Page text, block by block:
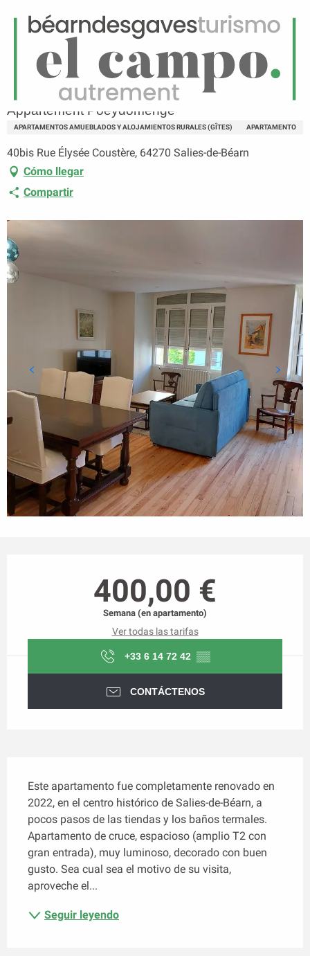
Menú
Página principal Appartement Poeydomenge
Appartement Poeydomenge
APARTAMENTOS AMUEBLADOS Y ALOJAMIENTOS RURALES (GÎTES) APARTAMENTO
40bis Rue Élysée Coustère, 64270 Salies-de-Béarn
Cómo llegar
Compartir
400,00 €
Semana (en apartamento)
Ver todas las tarifas
+33 6 14 72 42 ▒▒
CONTÁCTENOS
Este apartamento fue completamente renovado en
2022, en el centro histórico de Salies-de-Béarn, a
pocos pasos de las tiendas y los baños termales.
Apartamento de cruce, espacioso (amplio T2 con
gran entrada), muy luminoso, decorado con buen
gusto. Sea cual sea el motivo de su visita,
aproveche el...
Seguir leyendo